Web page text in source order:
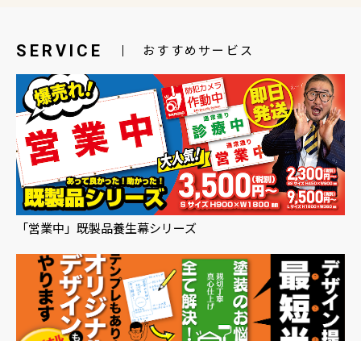
SERVICE おすすめサービス
「営業中」既製品養生幕シリーズ